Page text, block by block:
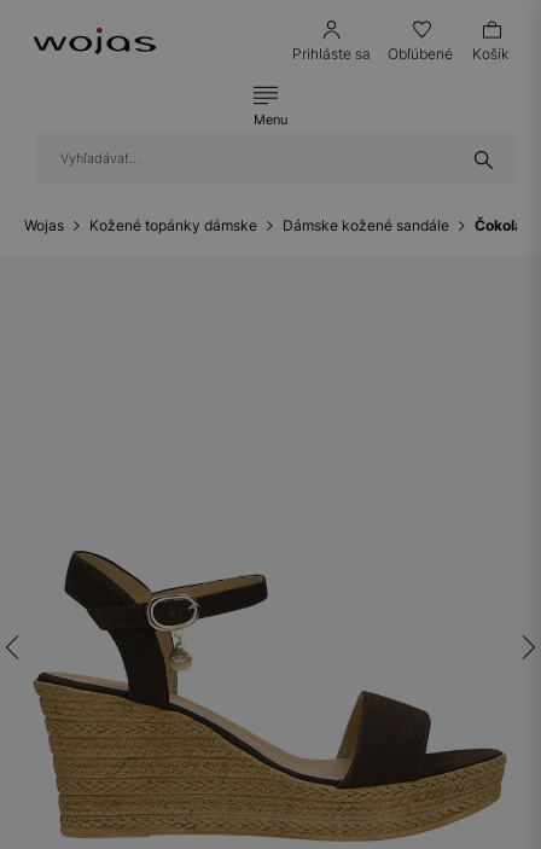
Prihláste sa Obľúbené Košík
Menu
Wojas Kožené topánky dámske Dámske kožené sandále